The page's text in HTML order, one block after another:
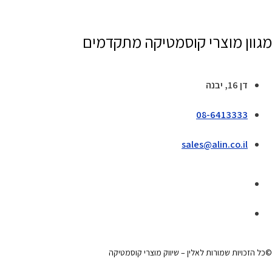
מגוון מוצרי קוסמטיקה מתקדמים
דן 16, יבנה
08-6413333
sales@alin.co.il
©כל הזכויות שמורות לאלין – שיווק מוצרי קוסמטיקה